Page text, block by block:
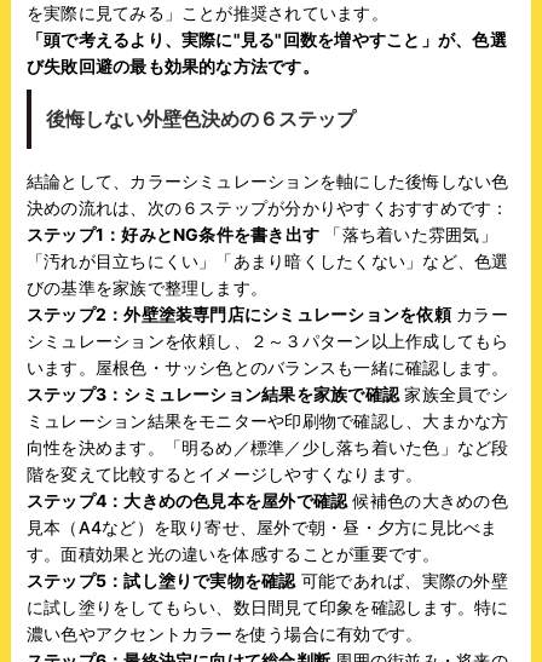
を実際に見てみる」ことが推奨されています。
「頭で考えるより、実際に"見る"回数を増やすこと」が、色選
び失敗回避の最も効果的な方法です。
後悔しない外壁色決めの６ステップ
結論として、カラーシミュレーションを軸にした後悔しない色
決めの流れは、次の６ステップが分かりやすくおすすめです：
ステップ1：好みとNG条件を書き出す 「落ち着いた雰囲気」
「汚れが目立ちにくい」「あまり暗くしたくない」など、色選
びの基準を家族で整理します。
ステップ2：外壁塗装専門店にシミュレーションを依頼カラー
シミュレーションを依頼し、２～３パターン以上作成してもら
います。屋根色・サッシ色とのバランスも一緒に確認します。
ステップ3：シミュレーション結果を家族で確認 家族全員でシ
ミュレーション結果をモニターや印刷物で確認し、大まかな方
向性を決めます。「明るめ／標準／少し落ち着いた色」など段
階を変えて比較するとイメージしやすくなります。
ステップ4：大きめの色見本を屋外で確認 候補色の大きめの色
見本（A4など）を取り寄せ、屋外で朝・昼・夕方に見比べま
す。面積効果と光の違いを体感することが重要です。
ステップ5：試し塗りで実物を確認 可能であれば、実際の外壁
に試し塗りをしてもらい、数日間見て印象を確認します。特に
濃い色やアクセントカラーを使う場合に有効です。